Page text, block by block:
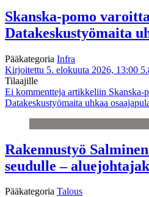
Skanska-pomo
Datakeskustyömaita
Pääkategoria Infra
Kirjoitettu 5. elokuuta 2026, 13:00
Tilaajille
Ei kommentteja artikkeliin Skanska-
Datakeskustyömaita uhkaa
Rakennustyö
seudulle –
Pääkategoria Talous